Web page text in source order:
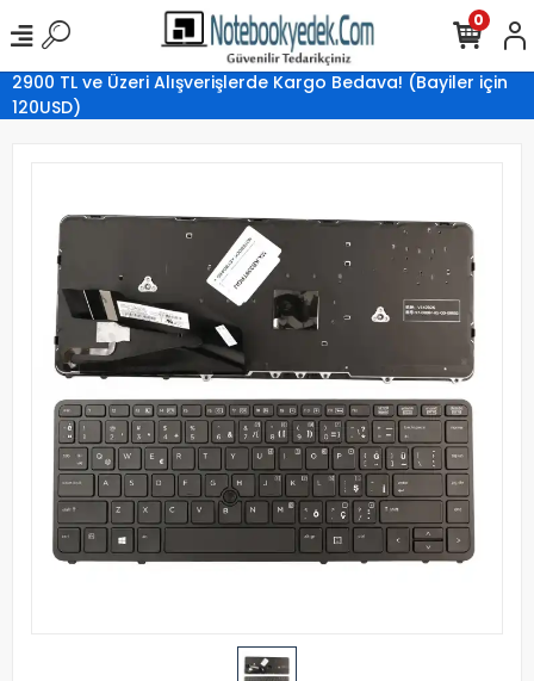
2900 TL ve Üzeri Alışverişlerde Kargo Bedava! (Bayiler için
120USD)
0